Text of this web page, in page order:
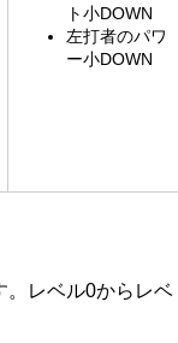
ト小DOWN
左打者のパワ
ー小DOWN
。レベル0からレベ